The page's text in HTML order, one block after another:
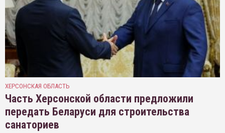
ХЕРСОНСКАЯ ОБЛАСТЬ
Часть Херсонской области предложили
передать Беларуси для строительства
санаториев